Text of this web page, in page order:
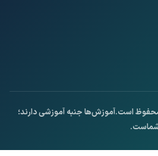
است.آموزش‌ها جنبه آموزشی دارند؛
شماست.